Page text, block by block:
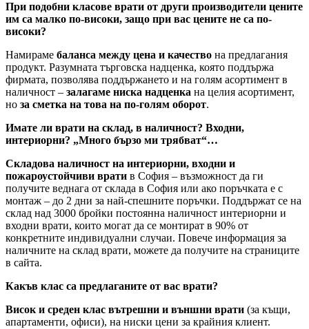
При подобни класове врати от други производители цените
им са малко по-високи, защо при вас цените не са по-
високи?
Намираме баланса между цена и качество на предлагания
продукт. Разумната търговска надценка, която поддържа
фирмата, позволява поддържането и на голям асортимент в
наличност – залагаме ниска надценка на целия асортимент,
но за сметка на това на по-голям оборот.
Имате ли врати на склад, в наличност? Входни,
интериорни? „Много бързо ми трябват“…
Складова наличност на интериорни, входни и
пожароустойчиви врати в София – възможност да ги
получите веднага от склада в София или ако поръчката е с
монтаж – до 2 дни за най-спешните поръчки. Поддържат се на
склад над 3000 бройки постоянна наличност интериорни и
входни врати, които могат да се монтират в 90% от
конкретните индивидуални случаи. Повече информация за
наличните на склад врати, можете да получите на страниците
в сайта.
Какъв клас са предлаганите от вас врати?
Висок и среден клас вътрешни и външни врати (за къщи,
апартаменти, офиси), на ниски цени за крайния клиент.